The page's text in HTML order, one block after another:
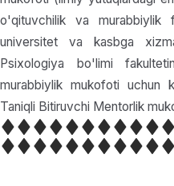
o'qituvchilik va murabbiylik
universitet va kasbga
Psixologiya bo'limi
murabbiylik mukofoti uchun
Taniqli Bitiruvchi Mentorlik